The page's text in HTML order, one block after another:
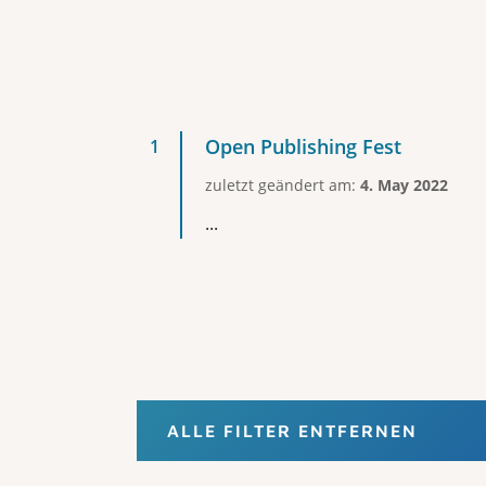
Open Publishing Fest
zuletzt geändert am: 4. May 2022
...
ALLE FILTER ENTFERNEN